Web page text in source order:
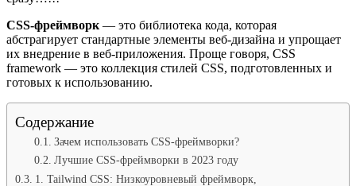
CSS-фреймворк — это библиотека кода, которая
абстрагирует стандартные элементы веб-дизайна и упрощает
их внедрение в веб-приложения. Проще говоря, CSS
framework — это коллекция стилей CSS, подготовленных и
готовых к использованию.
Содержание
Зачем использовать CSS-фреймворки?
Лучшие CSS-фреймворки в 2023 году
1. Tailwind CSS: Низкоуровневый фреймворк,